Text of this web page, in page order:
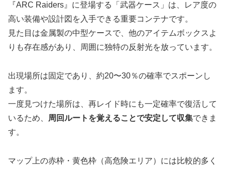
『ARC Raiders』に登場する「武器ケース」は、レア度の
高い装備や設計図を入手できる重要コンテナです。
見た目は金属製の中型ケースで、他のアイテムボックスよ
りも存在感があり、周囲に独特の反射光を放っています。
出現場所は固定であり、約20〜30％の確率でスポーンし
ます。
一度見つけた場所は、再レイド時にも一定確率で復活して
いるため、
周回ルートを覚えることで安定して収集できま
す。
マップ上の赤枠・黄色枠（高危険エリア）には比較的多く